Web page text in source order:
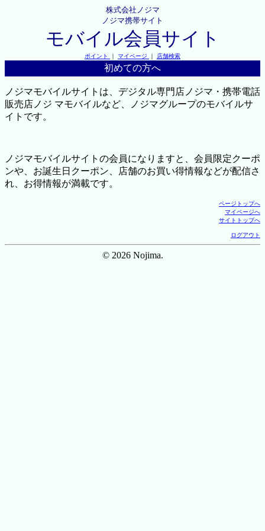
株式会社ノジマ
ノジマ携帯サイト
モバイル会員サイト
ポイント ｜ マイページ ｜ 店舗検索
初めての方へ
ノジマモバイルサイトは、デジタル専門店ノジマ・携帯電話
販売店ノジ マモバイルなど、ノジマグループのモバイルサ
イトです。
ノジマモバイルサイトの会員になりますと、会員限定クーポ
ンや、お誕生日クーポン、店舗のお買い得情報などが配信さ
れ、お得情報が満載です。
ページトップへ
マイページへ
サイトトップへ
ログアウト
© 2026 Nojima.